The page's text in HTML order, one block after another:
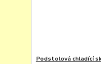
Podstolová chladící